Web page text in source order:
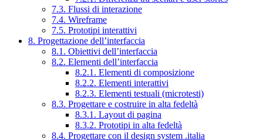
7.3. Flussi di interazione
7.4. Wireframe
7.5. Prototipi interattivi
8. Progettazione dell’interfaccia
8.1. Obiettivi dell’interfaccia
8.2. Elementi dell’interfaccia
8.2.1. Elementi di composizione
8.2.2. Elementi interattivi
8.2.3. Elementi testuali (microtesti)
8.3. Progettare e costruire in alta fedeltà
8.3.1. Layout di pagina
8.3.2. Prototipi in alta fedeltà
8.4. Progettare con il design system .italia